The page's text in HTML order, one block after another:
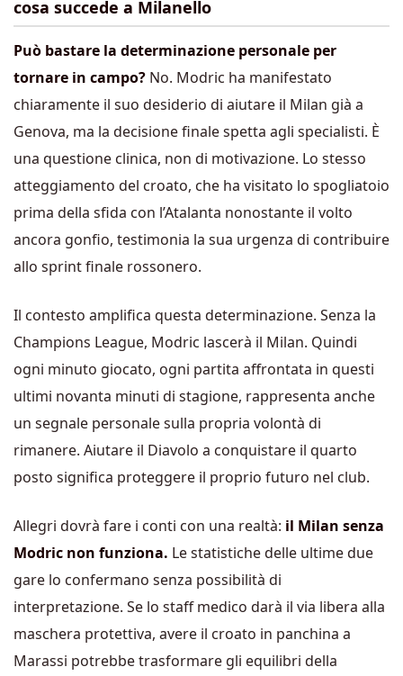
cosa succede a Milanello
Può bastare la determinazione personale per
tornare in campo? No. Modric ha manifestato
chiaramente il suo desiderio di aiutare il Milan già a
Genova, ma la decisione finale spetta agli specialisti. È
una questione clinica, non di motivazione. Lo stesso
atteggiamento del croato, che ha visitato lo spogliatoio
prima della sfida con l’Atalanta nonostante il volto
ancora gonfio, testimonia la sua urgenza di contribuire
allo sprint finale rossonero.
Il contesto amplifica questa determinazione. Senza la
Champions League, Modric lascerà il Milan. Quindi
ogni minuto giocato, ogni partita affrontata in questi
ultimi novanta minuti di stagione, rappresenta anche
un segnale personale sulla propria volontà di
rimanere. Aiutare il Diavolo a conquistare il quarto
posto significa proteggere il proprio futuro nel club.
Allegri dovrà fare i conti con una realtà: il Milan senza
Modric non funziona. Le statistiche delle ultime due
gare lo confermano senza possibilità di
interpretazione. Se lo staff medico darà il via libera alla
maschera protettiva, avere il croato in panchina a
Marassi potrebbe trasformare gli equilibri della